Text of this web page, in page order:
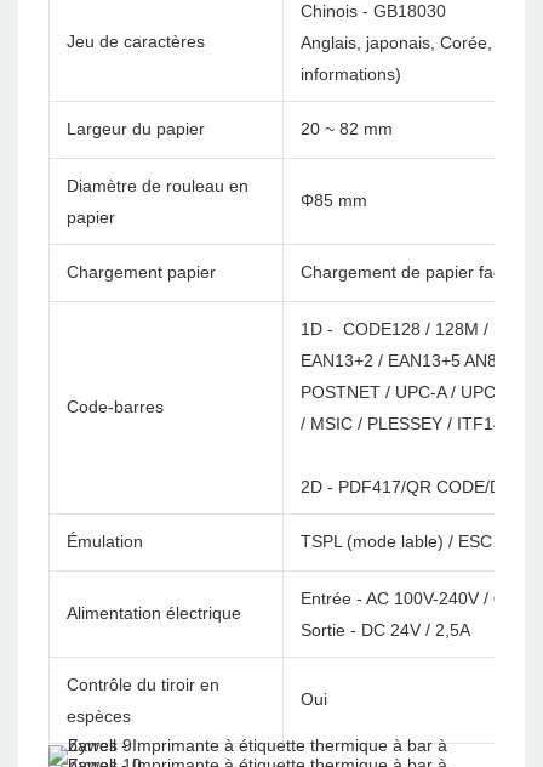
Jeu de caractères
Chinois - GB18030
Anglais, japonais, Corée, etc.
informations)
Largeur du papier 20 ~ 82 mm
Diamètre de rouleau en
papier
Φ85 mm
Chargement papier Chargement de papier facile
Code-barres
1D - CODE128 / 128M /
EAN13+2 / EAN13+5 AN8 /
POSTNET / UPC-A / UPCA+2
/ MSIC / PLESSEY / ITF14 /
2D - PDF417/QR CODE/DATA
Émulation TSPL (mode lable) / ESC /
Alimentation électrique
Entrée - AC 100V-240V / 60Hz
Sortie - DC 24V / 2,5A
Contrôle du tiroir en
espèces
Oui